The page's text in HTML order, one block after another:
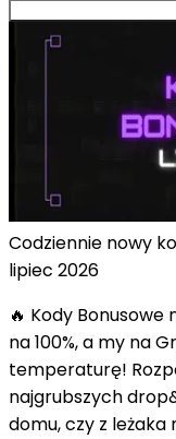
Codziennie nowy
lipiec 2026
🔥 Kody Bonusowe
na 100%, a my na
temperaturę!
najgrubszych
domu, czy z leżaka